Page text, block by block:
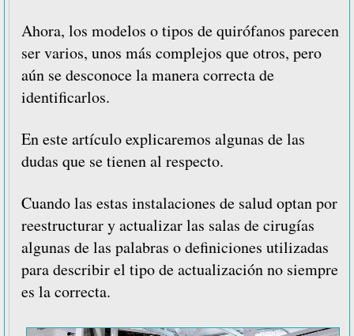
Ahora, los modelos o tipos de quirófanos parecen
ser varios, unos más complejos que otros, pero
aún se desconoce la manera correcta de
identificarlos.
En este artículo explicaremos algunas de las
dudas que se tienen al respecto.
Cuando las estas instalaciones de salud optan por
reestructurar y actualizar las salas de cirugías
algunas de las palabras o definiciones utilizadas
para describir el tipo de actualización no siempre
es la correcta.